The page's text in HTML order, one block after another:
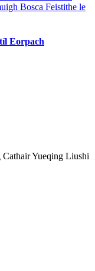
Eorpach
Yueqing Liushi